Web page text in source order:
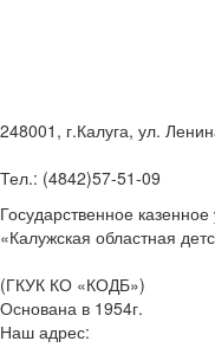
248001, г.Калуга, ул.
Тел.: (4842)57-51-09
Государственное
«Калужская областная
(ГКУК КО «КОДБ»)
Основана в 1954г.
Наш адрес: